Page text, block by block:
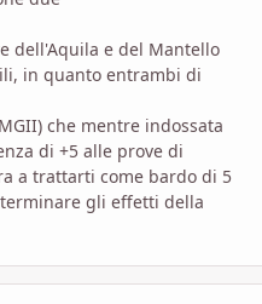
dell'Aquila e del Mantello
in quanto entrambi di
che mentre indossata
di +5 alle prove di
a trattarti come bardo di 5
gli effetti della